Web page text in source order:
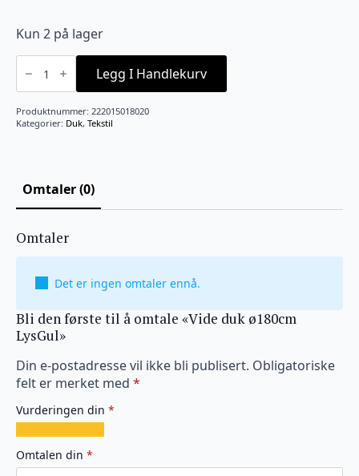
Kun 2 på lager
Vide
duk
ø180cm
LysGul
antall
Legg I Handlekurv
Produktnummer: 222015018020
Kategorier: Duk, Tekstil
Omtaler (0)
Omtaler
Det er ingen omtaler ennå.
Bli den første til å omtale «Vide duk ø180cm
LysGul»
Din e-postadresse vil ikke bli publisert. Obligatoriske
felt er merket med *
Vurderingen din *
av
5
av
5
av
5
av
5
av
5
Omtalen din *